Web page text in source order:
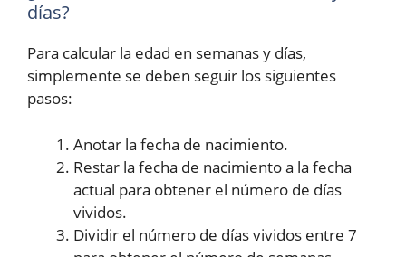
días?
Para calcular la edad en semanas y días,
simplemente se deben seguir los siguientes
pasos:
Anotar la fecha de nacimiento.
Restar la fecha de nacimiento a la fecha
actual para obtener el número de días
vividos.
Dividir el número de días vividos entre 7